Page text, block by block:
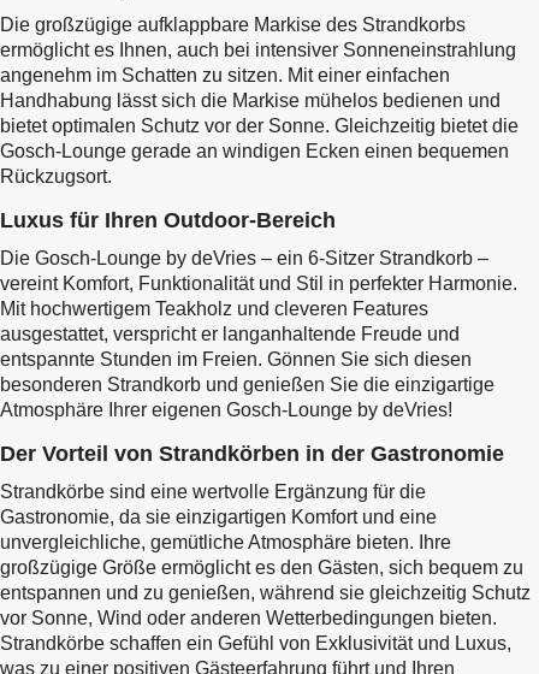
Die großzügige aufklappbare Markise des Strandkorbs
ermöglicht es Ihnen, auch bei intensiver Sonneneinstrahlung
angenehm im Schatten zu sitzen. Mit einer einfachen
Handhabung lässt sich die Markise mühelos bedienen und
bietet optimalen Schutz vor der Sonne. Gleichzeitig bietet die
Gosch-Lounge gerade an windigen Ecken einen bequemen
Rückzugsort.
Luxus für Ihren Outdoor-Bereich
Die Gosch-Lounge by deVries – ein 6-Sitzer Strandkorb –
vereint Komfort, Funktionalität und Stil in perfekter Harmonie.
Mit hochwertigem Teakholz und cleveren Features
ausgestattet, verspricht er langanhaltende Freude und
entspannte Stunden im Freien. Gönnen Sie sich diesen
besonderen Strandkorb und genießen Sie die einzigartige
Atmosphäre Ihrer eigenen Gosch-Lounge by deVries!
Der Vorteil von Strandkörben in der Gastronomie
Strandkörbe sind eine wertvolle Ergänzung für die
Gastronomie, da sie einzigartigen Komfort und eine
unvergleichliche, gemütliche Atmosphäre bieten. Ihre
großzügige Größe ermöglicht es den Gästen, sich bequem zu
entspannen und zu genießen, während sie gleichzeitig Schutz
vor Sonne, Wind oder anderen Wetterbedingungen bieten.
Strandkörbe schaffen ein Gefühl von Exklusivität und Luxus,
was zu einer positiven Gästeerfahrung führt und Ihren